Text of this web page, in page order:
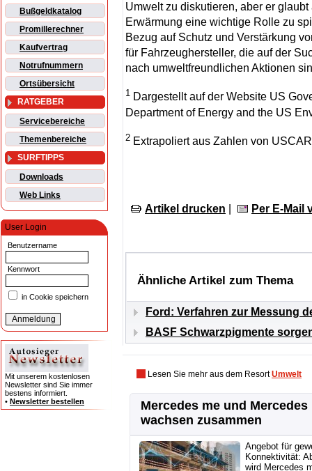
Bußgeldkatalog
Promillerechner
Kaufvertrag
Notrufnummern
Ortsübersicht
RATGEBER
Servicebereiche
Themenbereiche
SURFTIPPS
Downloads
Web Links
User Login
Benutzername
Kennwort
in Cookie speichern
Mit unserem kostenlosen
Newsletter sind Sie immer
bestens informiert.
• Newsletter bestellen
Umwelt zu diskutieren, aber er
Erwärmung eine wichtige Rolle zu
Bezug auf Schutz und Verstärkung
für Fahrzeughersteller, die auf der
nach umweltfreundlichen Aktionen
1 Dargestellt auf der Website US
Department of Energy and the US
2 Extrapoliert aus Zahlen von USCAR
Artikel drucken Per E-Mail
Ähnliche Artikel zum Thema
Ford: Verfahren zur Messung
BASF Schwarzpigmente
Lesen Sie mehr aus dem ResortUmwelt
Mercedes me und Mercedes
wachsen zusammen
Angebot für
Konnektivität:
wird Mercedes